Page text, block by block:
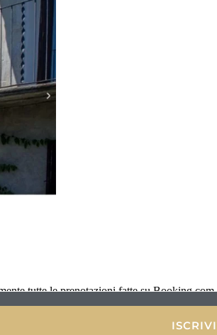
tutte le prenotazioni fatte su Booking.com,